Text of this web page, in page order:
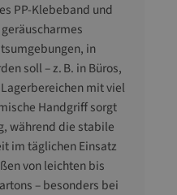
PP-Klebeband und
in
soll – z. B. in Büros,
mit viel
Handgriff sorgt
während die stabile
im täglichen Einsatz
von leichten bis
– besonders bei